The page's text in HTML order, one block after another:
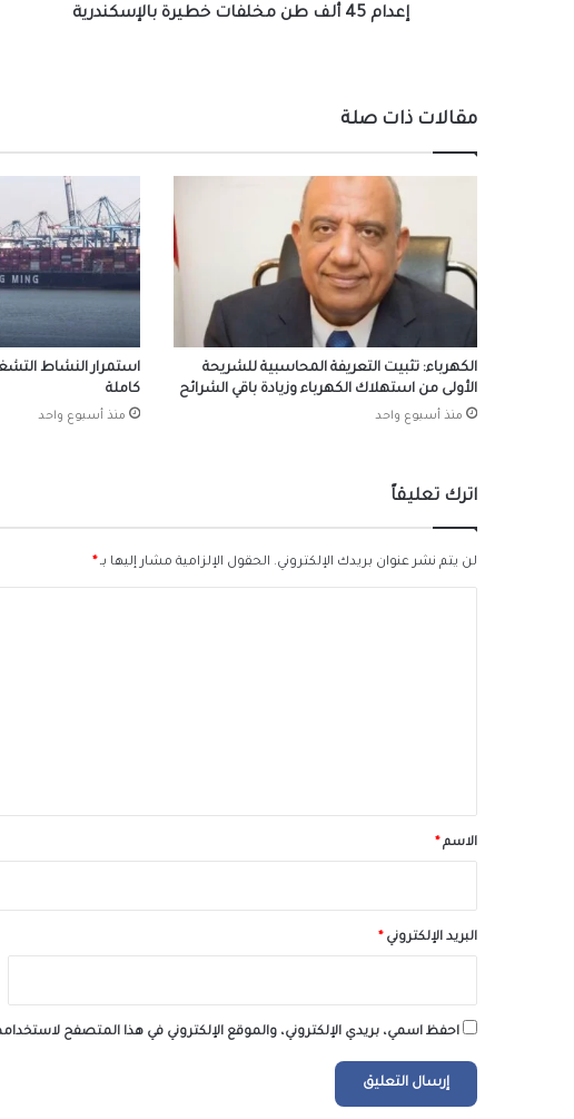
إعدام 45 ألف طن مخلفات خطيرة بالإسكندرية
مقالات ذات صلة
الكهرباء: تثبيت التعريفة المحاسبية للشريحة
الأولى من استهلاك الكهرباء وزيادة باقي الشرائح
منذ أسبوع واحد
استمرار النشاط
كاملة
منذ أسبوع واحد
اترك تعليقاً
لن يتم نشر عنوان بريدك الإلكتروني. الحقول الإلزامية مشار إليها بـ *
*الاسم *
البريد الإلكتروني *
احفظ اسمي، بريدي الإلكتروني، والموقع الإلكتروني في هذا المتصفح